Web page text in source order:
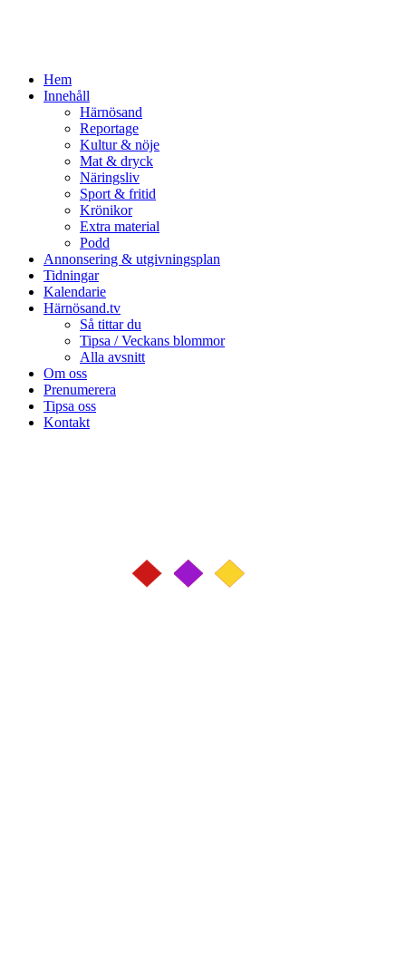
Hem
Innehåll
Härnösand
Reportage
Kultur & nöje
Mat & dryck
Näringsliv
Sport & fritid
Krönikor
Extra material
Podd
Annonsering & utgivningsplan
Tidningar
Kalendarie
Härnösand.tv
Så tittar du
Tipsa / Veckans blommor
Alla avsnitt
Om oss
Prenumerera
Tipsa oss
Kontakt